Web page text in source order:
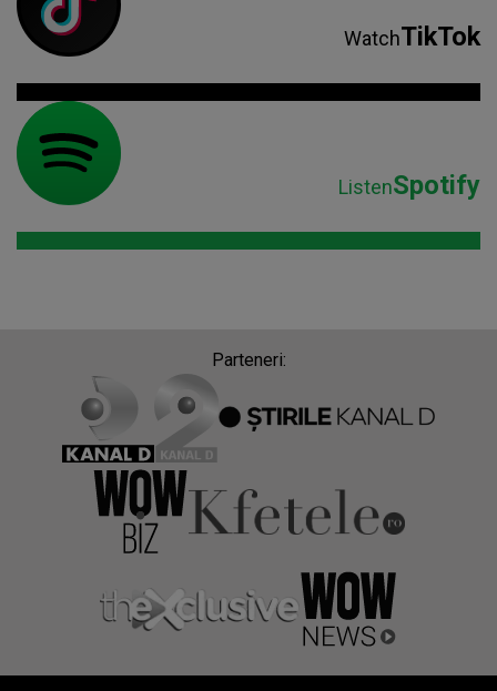
WatchTikTok
ListenSpotify
Parteneri: